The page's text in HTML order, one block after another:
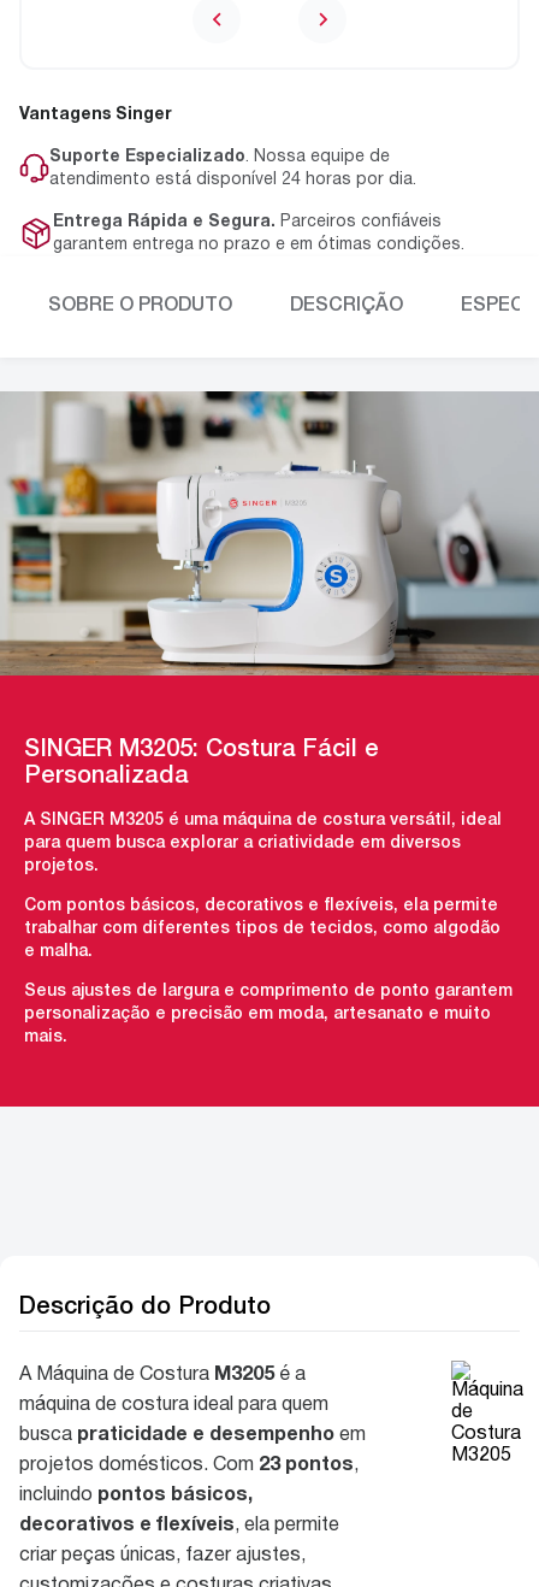
Vantagens Singer
Suporte Especializado. Nossa equipe de
atendimento está disponível 24 horas por dia.
Entrega Rápida e Segura. Parceiros confiáveis
garantem entrega no prazo e em ótimas condições.
SOBRE O PRODUTO DESCRIÇÃO
SINGER M3205: Costura Fácil e
Personalizada
A SINGER M3205 é uma máquina de costura versátil, ideal
para quem busca explorar a criatividade em diversos
projetos.
Com pontos básicos, decorativos e flexíveis, ela permite
trabalhar com diferentes tipos de tecidos, como algodão
e malha.
Seus ajustes de largura e comprimento de ponto garantem
personalização e precisão em moda, artesanato e muito
mais.
Descrição do Produto
A Máquina de Costura M3205é a
máquina de costura ideal para quem
busca praticidade e desempenho em
projetos domésticos. Com 23 pontos,
incluindo pontos básicos,
decorativos e flexíveis, ela permite
criar peças únicas, fazer ajustes,